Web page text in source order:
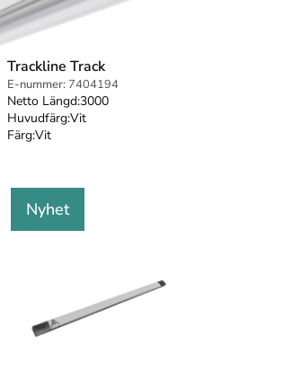
Trackline Track
E-nummer: 7404194
Netto Längd:3000
Huvudfärg:Vit
Färg:Vit
Nyhet